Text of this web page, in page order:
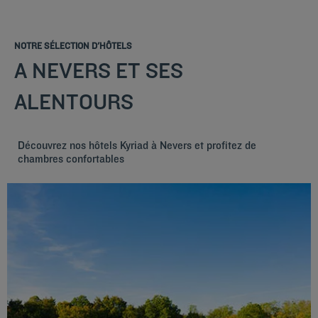
NOTRE SÉLECTION D'HÔTELS
A NEVERS ET SES
ALENTOURS
Découvrez nos hôtels Kyriad à Nevers et profitez de
chambres confortables